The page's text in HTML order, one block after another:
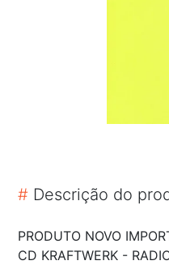
# Descrição do
PRODUTO NOVO
CD KRAFTWERK -